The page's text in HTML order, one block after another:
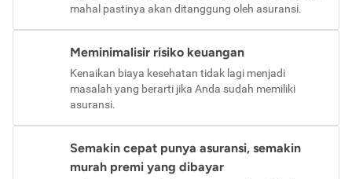
mahal pastinya akan ditanggung oleh asuransi.
Meminimalisir risiko keuangan
Kenaikan biaya kesehatan tidak lagi menjadi
masalah yang berarti jika Anda sudah memiliki
asuransi.
Semakin cepat punya asuransi, semakin
murah premi yang dibayar